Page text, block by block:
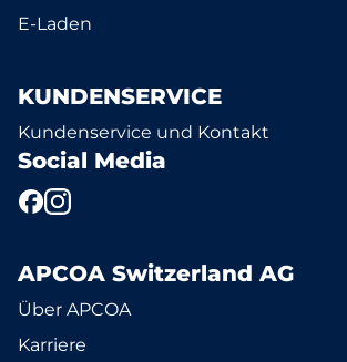
E-Laden
KUNDENSERVICE
Kundenservice und Kontakt
Social Media
APCOA Switzerland AG
Über APCOA
Karriere